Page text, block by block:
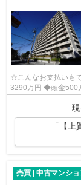
☆こんなお支払いもできます！ 【頭金有り・ボー
3290万円 ◆頭金500
「【
売買 | 中古マンシ